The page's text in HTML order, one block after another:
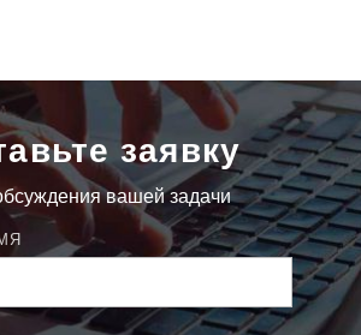
заявку
вашей задачи